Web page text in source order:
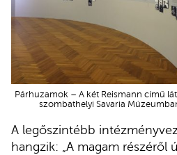
Párhuzamok – A két Reismann című
szombathelyi Savaria
A legőszintébb
hangzik: „A magam részéről